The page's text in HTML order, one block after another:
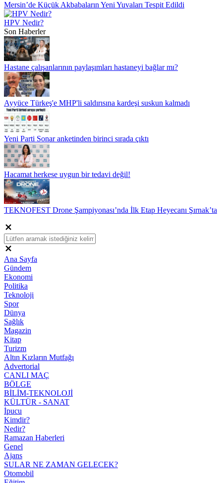
Mersin’de Küçük Akbabaların Yeni Yuvaları Tespit Edildi
HPV Nedir?
Son Haberler
Hastane çalışanlarının paylaşımları hastaneyi bağlar mı?
Ayyüce Türkeş'e MHP'li saldırısına kardeşi suskun kalmadı
Yeni Parti Sonar anketinden birinci sırada çıktı
Hacamat herkese uygun bir tedavi değil!
TEKNOFEST Drone Şampiyonası’nda İlk Etap Heyecanı Şırnak’ta
Ana Sayfa
Gündem
Ekonomi
Politika
Teknoloji
Spor
Dünya
Sağlık
Magazin
Kitap
Turizm
Altın Kızların Mutfağı
Advertorial
CANLI MAÇ
BÖLGE
BİLİM-TEKNOLOJİ
KÜLTÜR - SANAT
İpucu
Kimdir?
Nedir?
Ramazan Haberleri
Genel
Ajans
SULAR NE ZAMAN GELECEK?
Otomobil